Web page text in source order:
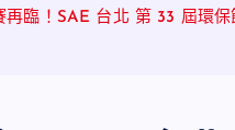
再臨！SAE 台北 第 33 屆環